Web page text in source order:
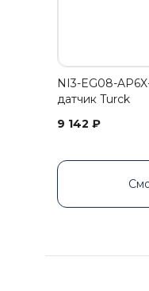
NI3-EG08-
датчик Turck
9 142 ₽